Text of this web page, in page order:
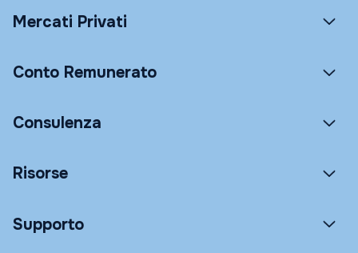
Mercati Privati
Conto Remunerato
Consulenza
Risorse
Supporto